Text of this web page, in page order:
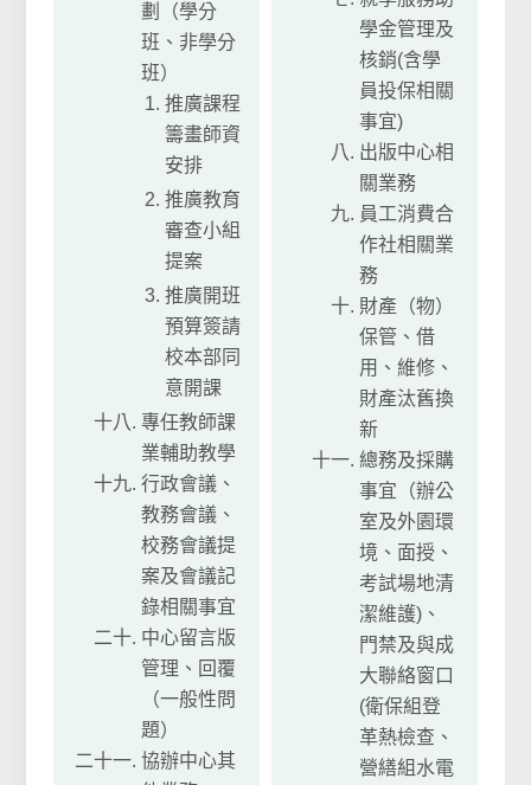
劃（學分
班、非學分
班）
推廣課程
籌畫師資
安排
推廣教育
審查小組
提案
推廣開班
預算簽請
校本部同
意開課
專任教師課
業輔助教學
行政會議、
教務會議、
校務會議提
案及會議記
錄相關事宜
中心留言版
管理、回覆
（一般性問
題）
協辦中心其
學金管理及
核銷(含學
員投保相關
事宜)
出版中心相
關業務
員工消費合
作社相關業
務
財產（物）
保管、借
用、維修、
財產汰舊換
新
總務及採購
事宜（辦公
室及外園環
境、面授、
考試場地清
潔維護)、
門禁及與成
大聯絡窗口
(衛保組登
革熱檢查、
營繕組水電